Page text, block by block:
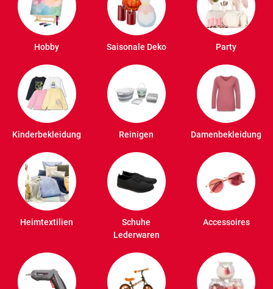
Hobby Saisonale Deko Party
Kinderbekleidung Reinigen Damenbekleidung
Heimtextilien
Schuhe
Lederwaren
Accessoires